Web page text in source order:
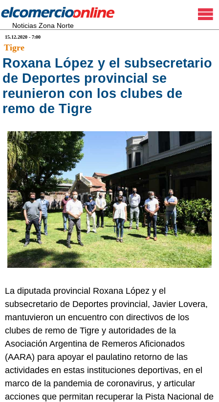
Noticias Zona Norte
15.12.2020 - 7:00
Tigre
Roxana López y el subsecretario
de Deportes provincial se
reunieron con los clubes de
remo de Tigre
La diputada provincial Roxana López y el
subsecretario de Deportes provincial, Javier Lovera,
mantuvieron un encuentro con directivos de los
clubes de remo de Tigre y autoridades de la
Asociación Argentina de Remeros Aficionados
(AARA) para apoyar el paulatino retorno de las
actividades en estas instituciones deportivas, en el
marco de la pandemia de coronavirus, y articular
acciones que permitan recuperar la Pista Nacional de